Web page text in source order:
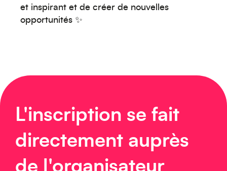
et inspirant et de créer de nouvelles
opportunités ✨
L'inscription se fait
directement auprès
de l'organisateur
Moyen-Orient
Océanie